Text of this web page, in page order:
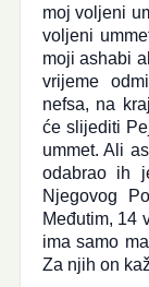
moj voljeni
voljeni
moji ashabi
vrijeme
nefsa, na
će slijediti
ummet. Ali
odabrao ih
Njegovog
Međutim, 14
ima samo
Za njih on